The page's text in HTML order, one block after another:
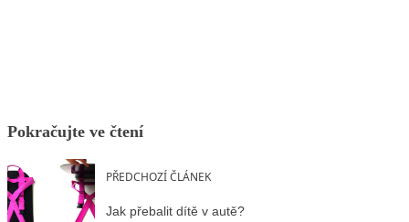
Pokračujte ve čtení
PŘEDCHOZÍ ČLÁNEK
Jak přebalit dítě v autě?